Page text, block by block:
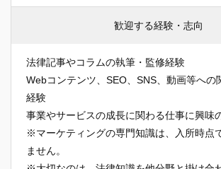
歓迎する経験・志向
法律記事やコラムの執筆・監修経験
Webコンテンツ、SEO、SNS、動画等への
経験
事業やサービスの成長に関わる仕事に興味
※マーケティングの専門知識は、入所時点
ません。